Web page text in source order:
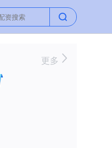
更多